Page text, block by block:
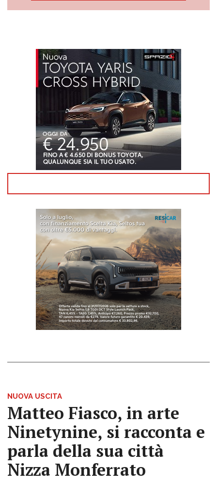
NUOVA USCITA
Matteo Fiasco, in arte
Ninetynine, si racconta e
parla della sua città
Nizza Monferrato